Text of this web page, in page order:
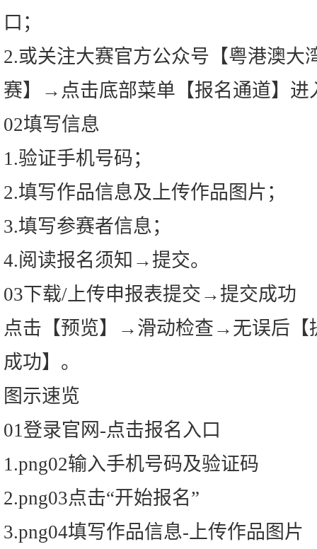
口；
2.或关注大赛官方公众号【粤港澳大
赛】→点击底部菜单【报名通道】进
02填写信息
1.验证手机号码；
2.填写作品信息及上传作品图片；
3.填写参赛者信息；
4.阅读报名须知→提交。
03下载/上传申报表提交→提交成功
点击【预览】→滑动检查→无误后【
成功】。
图示速览
01登录官网-点击报名入口
1.png02输入手机号码及验证码
2.png03点击“开始报名”
3.png04填写作品信息-上传作品图片